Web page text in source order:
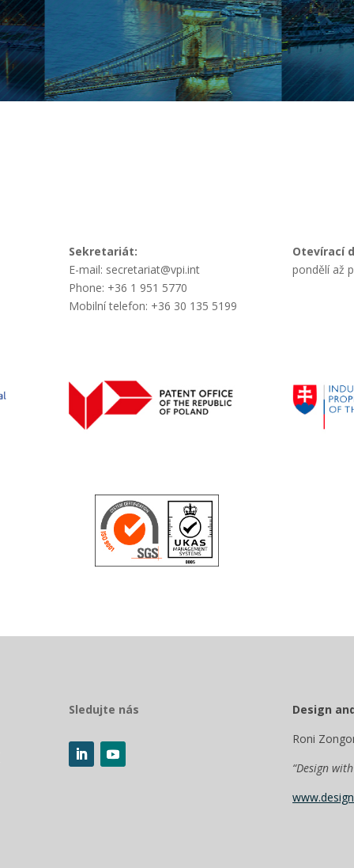
Sekretariát:
E-mail: secretariat@vpi.int
Phone: +36 1 951 5770
Mobilní telefon: +36 30 135 5199
Otevírací
pondělí až
Sledujte nás
Design
Roni
“Design